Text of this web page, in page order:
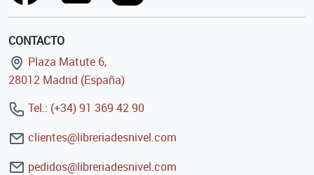
CONTACTO
Plaza Matute 6,
28012 Madrid (España)
Tel.: (+34) 91 369 42 90
clientes@libreriadesnivel.com
pedidos@libreriadesnivel.com